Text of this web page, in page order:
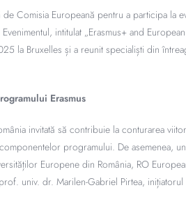
Comisia Europeană pentru a participa la
intitulat „Erasmus+ and
la Bruxelles și a reunit specialiști din
Erasmus
invitată să contribuie la conturarea
programului. De asemenea,
Europene din România, RO
univ. dr. Marilen-Gabriel Pirtea,